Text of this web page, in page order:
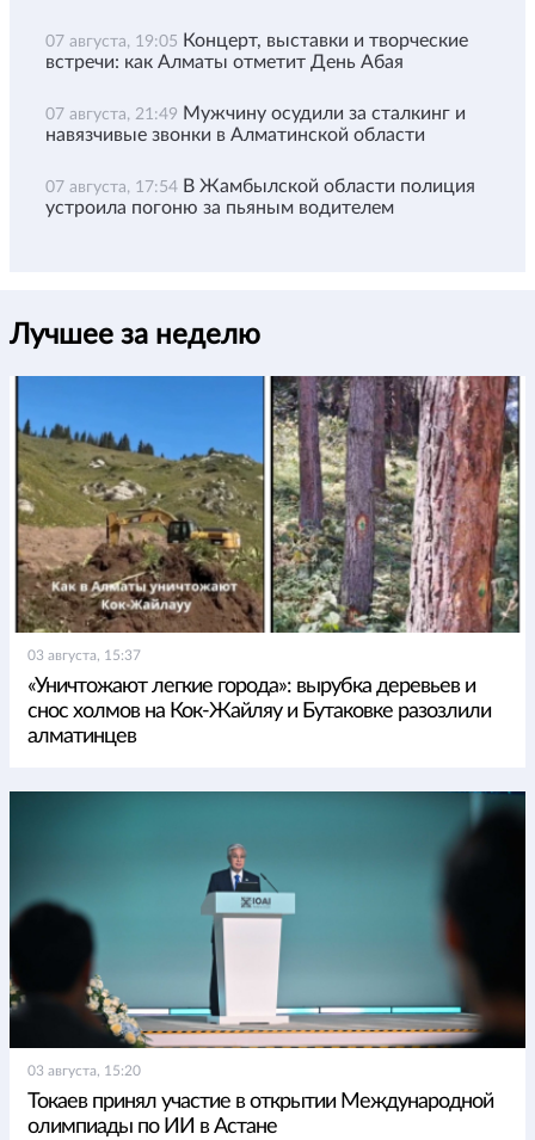
07 августа, 19:05 Концерт, выставки и творческие
встречи: как Алматы отметит День Абая
07 августа, 21:49 Мужчину осудили за сталкинг и
навязчивые звонки в Алматинской области
07 августа, 17:54 В Жамбылской области полиция
устроила погоню за пьяным водителем
Лучшее за неделю
03 августа, 15:37
«Уничтожают легкие города»: вырубка деревьев и
снос холмов на Кок-Жайляу и Бутаковке разозлили
алматинцев
03 августа, 15:20
Токаев принял участие в открытии Международной
олимпиады по ИИ в Астане